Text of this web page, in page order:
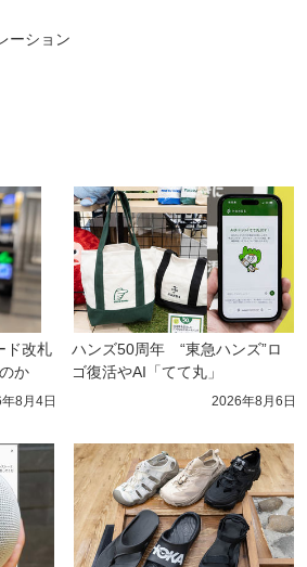
ーション
ド改札
か
8月4日
ハンズ50周年　“東急ハンズ”ロ
ゴ復活やAI「てて丸」
2026年8月6日